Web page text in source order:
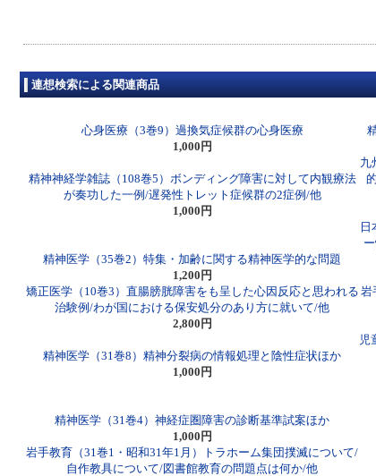
連想検索による関連商品
心身医療（3巻9）過換気症候群の心身医療
1,000円
精神神経学雑誌（108巻5）ボンディング障害に対して内観療法
が奏功した一例/遅発性トレット症候群の2症例/他
1,000円
九
精神医学（35巻2）特集・加齢に関する精神医学的な問題
1,200円
矯正医学（10巻3）直腸膀胱障害をも呈した心因反応と思われる
治験例/わが国における保安処分のあり方に就いて/他
2,800円
岩
精神医学（31巻8）精神分裂病の情報処理と陰性症状ほか
1,000円
児
精神医学（31巻4）神経症圏障害の診断基準試案ほか
1,000円
岩手教育（31巻1・昭和31年1月）トラホーム集団撲滅について/
自作教具について/図書館教育の問題点は何か/他